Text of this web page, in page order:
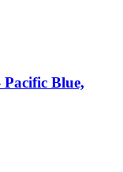
Blue,